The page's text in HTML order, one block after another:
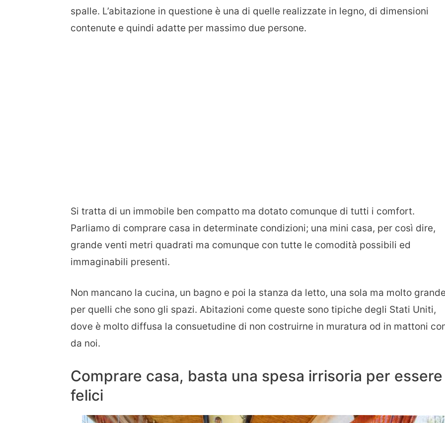
spalle. L’abitazione in questione è una di quelle realizzate in legno, di dimensioni
contenute e quindi adatte per massimo due persone.
Si tratta di un immobile ben compatto ma dotato comunque di tutti i comfort.
Parliamo di comprare casa in determinate condizioni; una mini casa, per così dire,
grande venti metri quadrati ma comunque con tutte le comodità possibili ed
immaginabili presenti.
Non mancano la cucina, un bagno e poi la stanza da letto, una sola ma molto
per quelli che sono gli spazi. Abitazioni come queste sono tipiche degli Stati Uniti,
dove è molto diffusa la consuetudine di non costruirne in muratura od in mattoni
da noi.
Comprare casa, basta una spesa irrisoria per essere
felici